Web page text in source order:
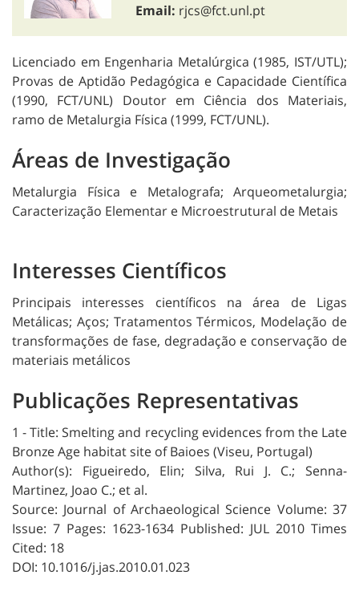
Email: rjcs@fct.unl.pt
Licenciado em Engenharia Metalúrgica (1985, IST/UTL);
Provas de Aptidão Pedagógica e Capacidade Científica
(1990, FCT/UNL) Doutor em Ciência dos Materiais,
ramo de Metalurgia Física (1999, FCT/UNL).
Áreas de Investigação
Metalurgia Física e Metalografa; Arqueometalurgia;
Caracterização Elementar e Microestrutural de Metais
Interesses Científicos
Principais interesses científicos na área de Ligas
Metálicas; Aços; Tratamentos Térmicos, Modelação de
transformações de fase, degradação e conservação de
materiais metálicos
Publicações Representativas
1 - Title: Smelting and recycling evidences from the Late
Bronze Age habitat site of Baioes (Viseu, Portugal)
Author(s): Figueiredo, Elin; Silva, Rui J. C.; Senna-
Martinez, Joao C.; et al.
Source: Journal of Archaeological Science Volume: 37
Issue: 7 Pages: 1623-1634 Published: JUL 2010 Times
Cited: 18
DOI: 10.1016/j.jas.2010.01.023